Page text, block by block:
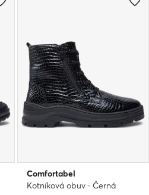
Comfortabel
Kotníková obuv · Černá